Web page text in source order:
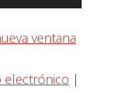
ventana
electrónico |